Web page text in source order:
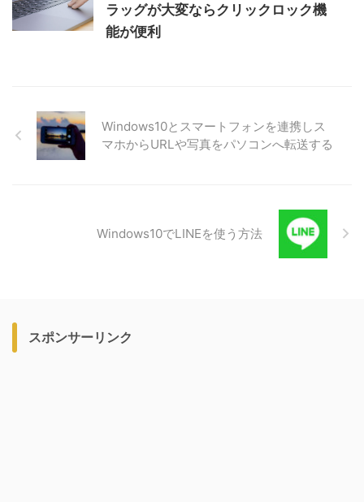
ラッグが大変ならクリックロック機
能が便利
Windows10とスマートフォンを連携しス
マホからURLや写真をパソコンへ転送する
Windows10でLINEを使う方法
スポンサーリンク